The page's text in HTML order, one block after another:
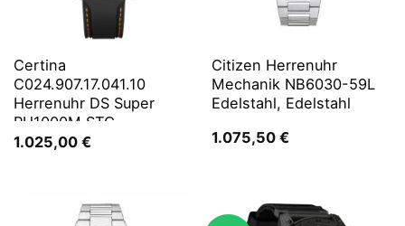
Certina
C024.907.17.041.10
Herrenuhr DS Super
PH1000M STC
1.025,00 €
Citizen Herrenuhr
Mechanik NB6030-59L
Edelstahl, Edelstahl
1.075,50 €